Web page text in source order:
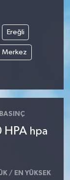
Ereğli
Merkez
BASINÇ
HPA hpa
/ EN YÜKSEK